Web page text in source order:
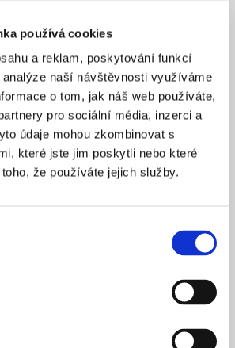
používá cookies
a reklam, poskytování funkcí
naší návštěvnosti využíváme
o tom, jak náš web používáte,
pro sociální média, inzerci a
údaje mohou zkombinovat s
které jste jim poskytli nebo které
že používáte jejich služby.
i několika tisíci byty. Každou
z hlediska jejího budoucího
stadion upotřebení i v budoucnu?
jeho kapacitu? Olympijská
během her asi 500 000 lidí denně.
žádném areálu už nikdy najednou
tedy vyrovnat? Londýnský
olympiádě hezky demonstruje
Centre od Zahy Hadid. Objekt
500 diváků. Po olympiádě ale
střed stavby. Dnes se sem vejde,
stadion navrhl ateliér Populous
Architekti stadion rozdělili na dvě